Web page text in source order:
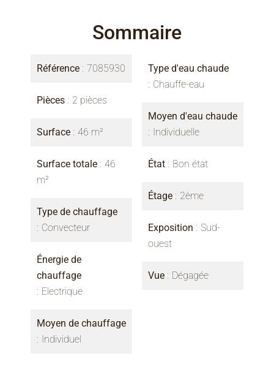
Sommaire
Référence 7085930
Pièces 2 pièces
Surface 46 m²
Surface totale
46
m²
Type de chauffage
Convecteur
Énergie de
chauffage
Electrique
Moyen de chauffage
Individuel
Type d'eau chaude
Chauffe-eau
Moyen d'eau chaude
Individuelle
État Bon état
Étage 2ème
Exposition
Sud-
ouest
Vue Dégagée